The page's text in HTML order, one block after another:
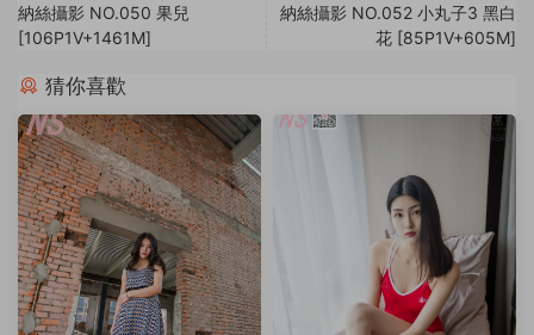
納絲攝影 NO.050 果兒
[106P1V+1461M]
納絲攝影 NO.052 小丸子3 黑白
花 [85P1V+605M]
猜你喜歡